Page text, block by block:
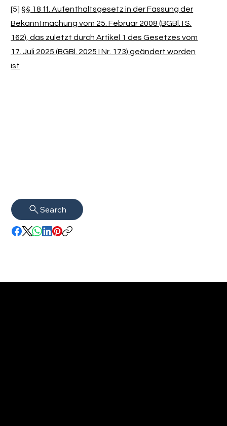
[5]§§ 18 ff. Aufenthaltsgesetz in der Fassung der
Bekanntmachung vom 25. Februar 2008 (BGBl. I S.
162), das zuletzt durch Artikel 1 des Gesetzes vom
17. Juli 2025 (BGBl. 2025 I Nr. 173) geändert worden
ist
Search